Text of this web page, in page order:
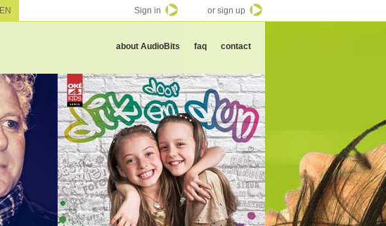
about AudioBits faq contact
EN Sign in or sign up